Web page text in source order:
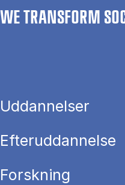
WE TRANSFORM
Uddannelser
Efteruddannelse
Forskning